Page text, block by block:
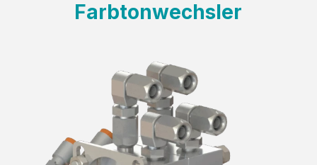
Farbtonwechsler